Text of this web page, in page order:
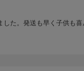
した。発送も早く子供も